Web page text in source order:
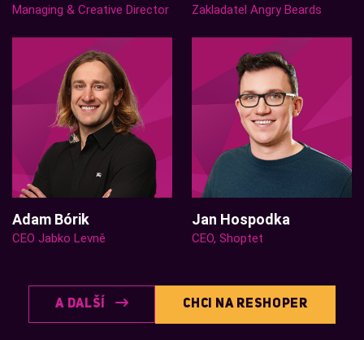
Managing & Creative Director Zakladatel Angry Beards
Adam Bórik
CEO Jabko Levně
Jan Hospodka
CEO, Shoptet
A DALŠÍ CHCI NA RESHOPER